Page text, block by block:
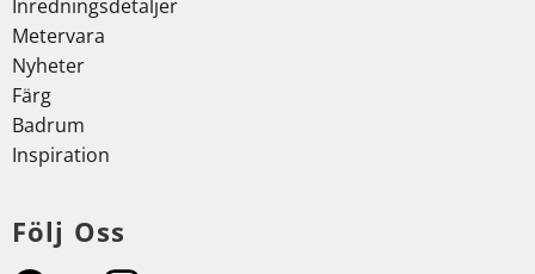
Inredningsdetaljer
Metervara
Nyheter
Färg
Badrum
Inspiration
Följ Oss